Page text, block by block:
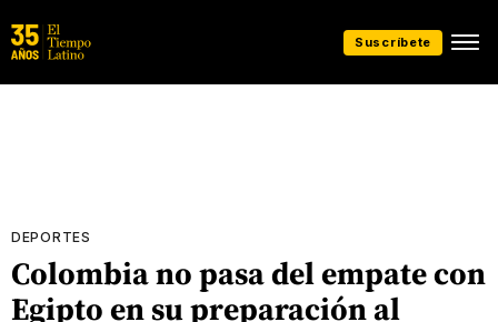
Suscríbete
DEPORTES
Colombia no pasa del empate con
Egipto en su preparación al